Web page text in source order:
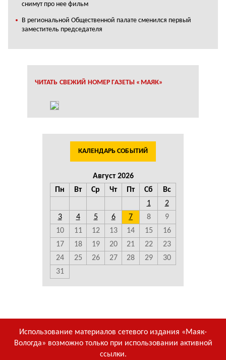
снимут про нее фильм
В региональной Общественной палате сменился первый
заместитель председателя
ЧИТАТЬ СВЕЖИЙ НОМЕР ГАЗЕТЫ «МАЯК»
КАЛЕНДАРЬ СОБЫТИЙ
Август 2026
Пн
Вт Ср Чт Пт Сб
Вс
1
2
3
4 5 6 7 8
9
10
11 12 13 14 15
16
17
18 19 20 21 22
23
24
25 26 27 28 29
30
31
Использование материалов сетевого издания «Маяк-
Вологда» возможно только при использовании активной
ссылки.